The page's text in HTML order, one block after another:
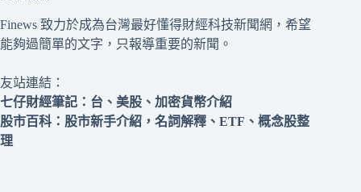
Finews 致力於成為台灣最好懂得財經科技新聞網，希望
能夠過簡單的文字，只報導重要的新聞。
友站連結：
七仔財經筆記 ：台、美股、加密貨幣介紹
股市百科 ：股市新手介紹，名詞解釋、ETF、概念股整
理